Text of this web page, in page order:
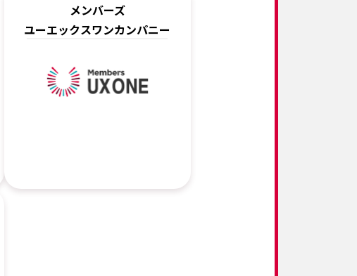
メンバーズ
ユーエックスワンカンパニー